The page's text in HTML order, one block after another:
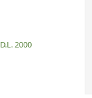
D.L. 2000